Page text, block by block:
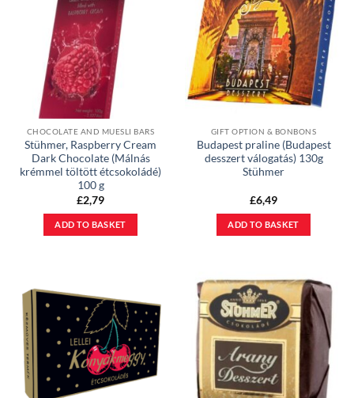
CHOCOLATE AND MUESLI BARS
Stühmer, Raspberry Cream
Dark Chocolate (Málnás
krémmel töltött étcsokoládé)
100 g
£2,79
ADD TO BASKET
GIFT OPTION & BONBONS
Budapest praline (Budapest
desszert válogatás) 130g
Stühmer
£6,49
ADD TO BASKET